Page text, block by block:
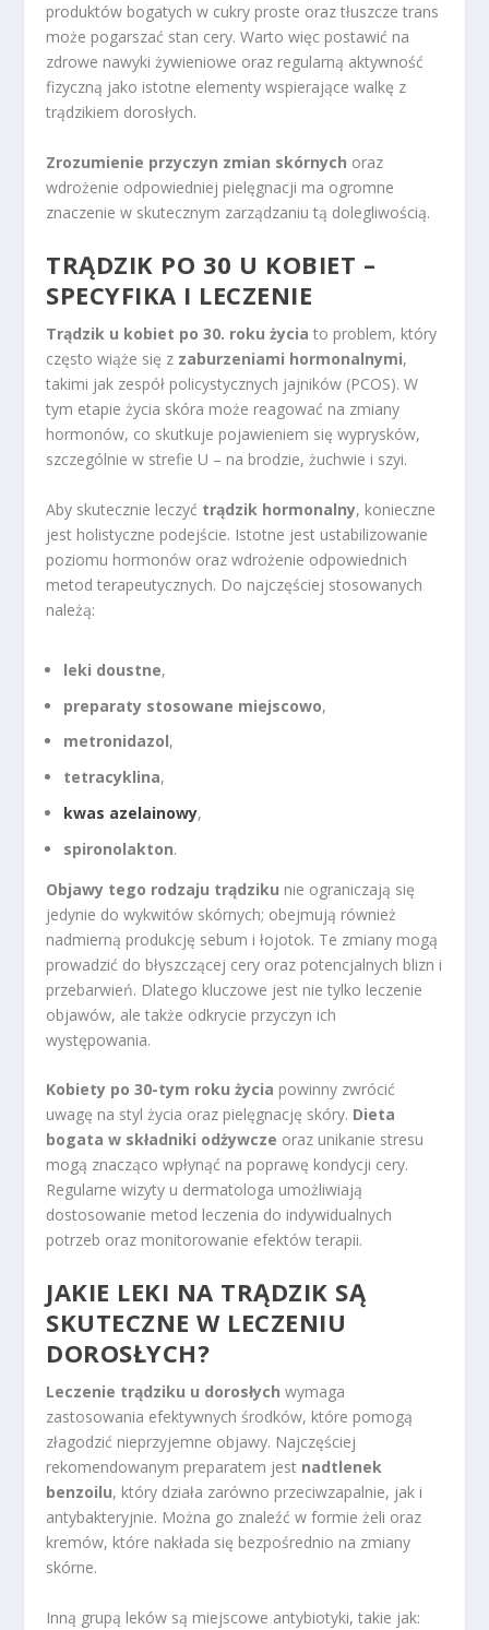
produktów bogatych w cukry proste oraz tłuszcze trans
może pogarszać stan cery. Warto więc postawić na
zdrowe nawyki żywieniowe oraz regularną aktywność
fizyczną jako istotne elementy wspierające walkę z
trądzikiem dorosłych.
Zrozumienie przyczyn zmian skórnych oraz
wdrożenie odpowiedniej pielęgnacji ma ogromne
znaczenie w skutecznym zarządzaniu tą dolegliwością.
TRĄDZIK PO 30 U KOBIET –
SPECYFIKA I LECZENIE
Trądzik u kobiet po 30. roku życia to problem, który
często wiąże się z zaburzeniami hormonalnymi,
takimi jak zespół policystycznych jajników (PCOS). W
tym etapie życia skóra może reagować na zmiany
hormonów, co skutkuje pojawieniem się wyprysków,
szczególnie w strefie U – na brodzie, żuchwie i szyi.
Aby skutecznie leczyć trądzik hormonalny, konieczne
jest holistyczne podejście. Istotne jest ustabilizowanie
poziomu hormonów oraz wdrożenie odpowiednich
metod terapeutycznych. Do najczęściej stosowanych
należą:
leki doustne,
preparaty stosowane miejscowo,
metronidazol,
tetracyklina,
kwas azelainowy,
spironolakton.
Objawy tego rodzaju trądziku nie ograniczają się
jedynie do wykwitów skórnych; obejmują również
nadmierną produkcję sebum i łojotok. Te zmiany mogą
prowadzić do błyszczącej cery oraz potencjalnych blizn i
przebarwień. Dlatego kluczowe jest nie tylko leczenie
objawów, ale także odkrycie przyczyn ich
występowania.
Kobiety po 30-tym roku życia powinny zwrócić
uwagę na styl życia oraz pielęgnację skóry. Dieta
bogata w składniki odżywcze oraz unikanie stresu
mogą znacząco wpłynąć na poprawę kondycji cery.
Regularne wizyty u dermatologa umożliwiają
dostosowanie metod leczenia do indywidualnych
potrzeb oraz monitorowanie efektów terapii.
JAKIE LEKI NA TRĄDZIK SĄ
SKUTECZNE W LECZENIU
DOROSŁYCH?
Leczenie trądziku u dorosłych wymaga
zastosowania efektywnych środków, które pomogą
złagodzić nieprzyjemne objawy. Najczęściej
rekomendowanym preparatem jest nadtlenek
benzoilu, który działa zarówno przeciwzapalnie, jak i
antybakteryjnie. Można go znaleźć w formie żeli oraz
kremów, które nakłada się bezpośrednio na zmiany
skórne.
Inną grupą leków są miejscowe antybiotyki, takie jak: